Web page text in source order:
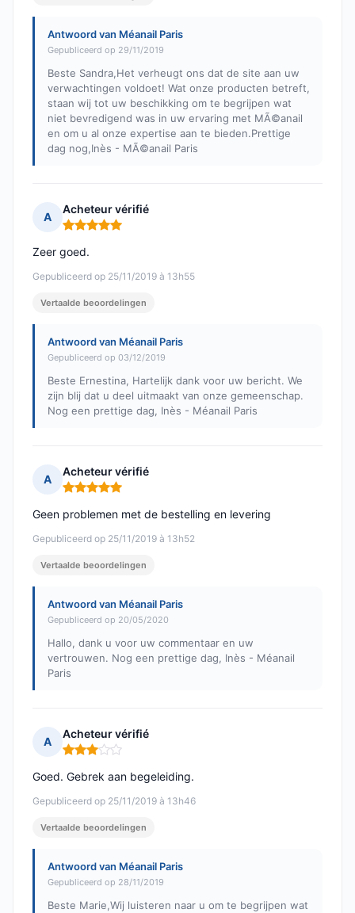
Antwoord van Méanail Paris
Gepubliceerd op 29/11/2019
Beste Sandra,Het verheugt ons dat de site aan uw
verwachtingen voldoet! Wat onze producten betreft,
staan wij tot uw beschikking om te begrijpen wat
niet bevredigend was in uw ervaring met MÃ©anail
en om u al onze expertise aan te bieden.Prettige
dag nog,Inès - MÃ©anail Paris
A
Acheteur vérifié
Opmerking: 5 van 5
Gepubliceerd op 25/11/2019 à 13h55
Zeer goed.
Vertaalde beoordelingen
Antwoord van Méanail Paris
Gepubliceerd op 03/12/2019
Beste Ernestina, Hartelijk dank voor uw bericht. We
zijn blij dat u deel uitmaakt van onze gemeenschap.
Nog een prettige dag, Inès - Méanail Paris
A
Acheteur vérifié
Opmerking: 5 van 5
Gepubliceerd op 25/11/2019 à 13h52
Geen problemen met de bestelling en levering
Vertaalde beoordelingen
Antwoord van Méanail Paris
Gepubliceerd op 20/05/2020
Hallo, dank u voor uw commentaar en uw
vertrouwen. Nog een prettige dag, Inès - Méanail
Paris
A
Acheteur vérifié
Opmerking: 3 van 5
Gepubliceerd op 25/11/2019 à 13h46
Goed. Gebrek aan begeleiding.
Vertaalde beoordelingen
Antwoord van Méanail Paris
Gepubliceerd op 28/11/2019
Beste Marie,Wij luisteren naar u om te begrijpen wat